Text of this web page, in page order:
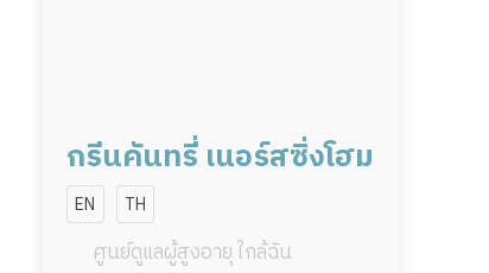
กรีนคันทรี่ เนอร์สซิ่งโฮม
EN TH
ศูนย์ดูแลผู้สูงอายุ ใกล้ฉัน